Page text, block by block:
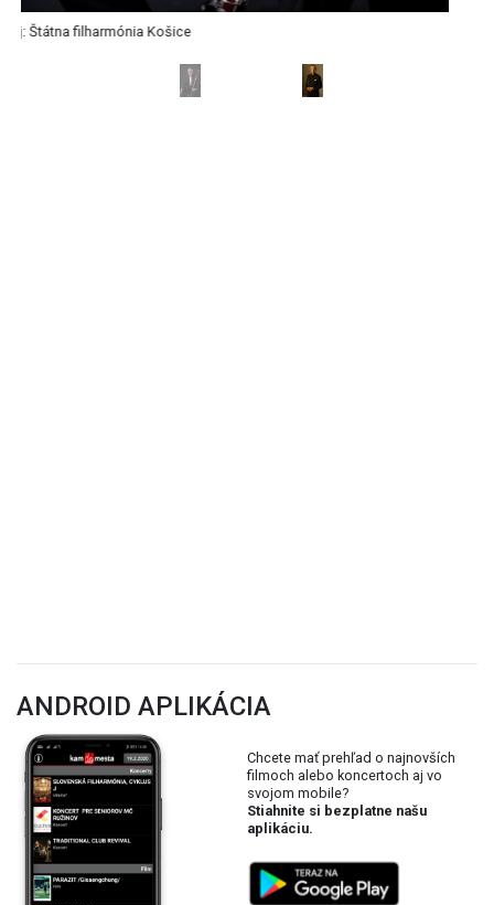
Zdroj: Štátna filharmónia Košice
ANDROID APLIKÁCIA
Chcete mať prehľad o najnovších
filmoch alebo koncertoch aj vo
svojom mobile?
Stiahnite si bezplatne našu
aplikáciu.